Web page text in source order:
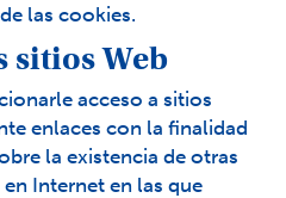
las cookies.
sitios Web
acceso a sitios
enlaces con la finalidad
la existencia de otras
Internet en las que